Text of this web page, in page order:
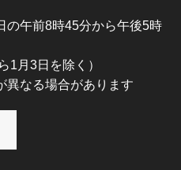
の午前8時45分から午後5時
1月3日を除く）
なる場合があります